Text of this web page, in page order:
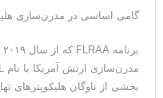
گامی اساسی در مدرن‌سازی
بخشی از ناوگان هلیکوپترهای